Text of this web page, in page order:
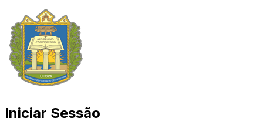
Iniciar Sessão